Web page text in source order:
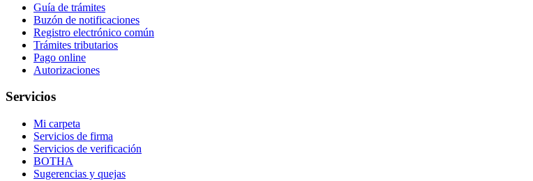
Guía de trámites
Buzón de notificaciones
Registro electrónico común
Trámites tributarios
Pago online
Autorizaciones
Servicios
Mi carpeta
Servicios de firma
Servicios de verificación
BOTHA
Sugerencias y quejas